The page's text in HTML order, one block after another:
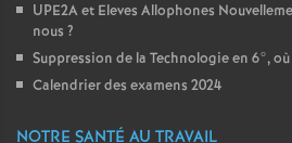
UPE2A et Eleves Allophones
nous ?
Suppression de la Technologie en 6°,
Calendrier des examens 2024
NOTRE SANTÉ AU TRAVAIL